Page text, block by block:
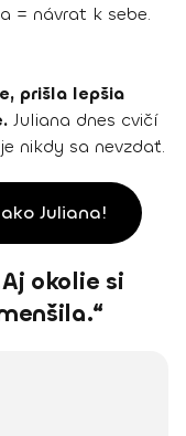
= návrat k sebe.
prišla lepšia
Juliana dnes cvičí
nikdy sa nevzdať.
Juliana!
okolie si